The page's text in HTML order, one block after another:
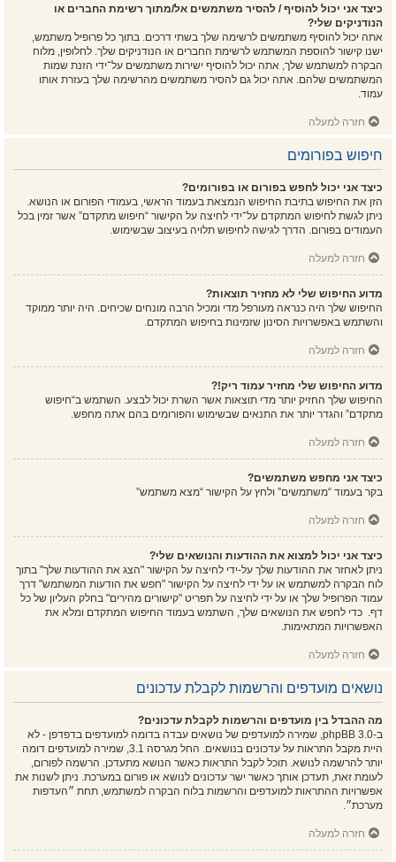
כיצד אני יכול להוסיף / להסיר משתמשים אל/מתוך רשימת החברים או
הנודניקים שלי?
אתה יכול להוסיף משתמשים לרשימה שלך בשתי דרכים. בתוך כל פרופיל משתמש,
ישנו קישור להוספת המשתמש לרשימת החברים או הנודניקים שלך. לחלופין, מלוח
הבקרה למשתמש שלך, אתה יכול להוסיף ישירות משתמשים על־ידי הזנת שמות
המשתמשים שלהם. אתה יכול גם להסיר משתמשים מהרשימה שלך בעזרת אותו
עמוד.
חזרה למעלה
חיפוש בפורומים
כיצד אני יכול לחפש בפורום או בפורומים?
הזן את החיפוש בתיבת החיפוש הנמצאת בעמוד הראשי, בעמודי הפורום או הנושא.
ניתן לגשת לחיפוש המתקדם על־ידי לחיצה על הקישור “חיפוש מתקדם” אשר זמין בכל
העמודים בפורום. הדרך לגישה לחיפוש תלויה בעיצוב שבשימוש.
חזרה למעלה
מדוע החיפוש שלי לא מחזיר תוצאות?
החיפוש שלך היה כנראה מעורפל מדי ומכיל הרבה מונחים שכיחים. היה יותר ממוקד
והשתמש באפשרויות הסינון שזמינות בחיפוש המתקדם.
חזרה למעלה
מדוע החיפוש שלי מחזיר עמוד ריק!?
החיפוש שלך החזיק יותר מדי תוצאות אשר השרת יכול לבצע. השתמש ב“חיפוש
מתקדם” והגדר יותר את התנאים שבשימוש והפורומים בהם אתה מחפש.
חזרה למעלה
כיצד אני מחפש משתמשים?
בקר בעמוד “משתמשים” ולחץ על הקישור “מצא משתמש”
חזרה למעלה
כיצד אני יכול למצוא את ההודעות והנושאים שלי?
ניתן לאחזר את ההודעות שלך על-ידי לחיצה על הקישור "הצג את ההודעות שלך" בתוך
לוח הבקרה למשתמש או על ידי לחיצה על הקישור "חפש את הודעות המשתמש" דרך
עמוד הפרופיל שלך או על ידי לחיצה על תפריט "קישורים מהירים" בחלק העליון של כל
דף. כדי לחפש את הנושאים שלך, השתמש בעמוד החיפוש המתקדם ומלא את
האפשרויות המתאימות.
חזרה למעלה
נושאים מועדפים והרשמות לקבלת עדכונים
מה ההבדל בין מועדפים והרשמות לקבלת עדכונים?
ב-phpBB 3.0, שמירה למועדפים של נושאים עבדה בדומה למועדפים בדפדפן - לא
היית מקבל התראות על עדכונים בנושאים. החל מגרסה 3.1, שמירה למועדפים דומה
יותר להרשמה לנושא. תוכל לקבל התראות כאשר הנושא מתעדכן. הרשמה לפורום,
לעומת זאת, תעדכן אותך כאשר ישר עדכונים לנושא או פורום במערכת. ניתן לשנות את
אפשרויות ההתראות למועדפים והרשמות בלוח הבקרה למשתמש, תחת ״העדפות
מערכת״.
חזרה למעלה